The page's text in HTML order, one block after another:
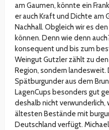
am Gaumen, könnte ein
er auch Kraft und Dichte am
Nachhall. Obgleich wir es
können. Denn wie denn
konsequent und bis zum
Weingut Gutzler zählt zu
Region, sondern landesweit.
Spätburgunder aus dem
LagenCups besonders gut
deshalb nicht verwunderlich,
ältesten Bestände mit
Deutschland verfügt.